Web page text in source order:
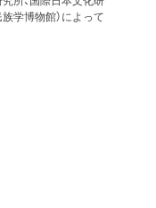
学博物館）によって